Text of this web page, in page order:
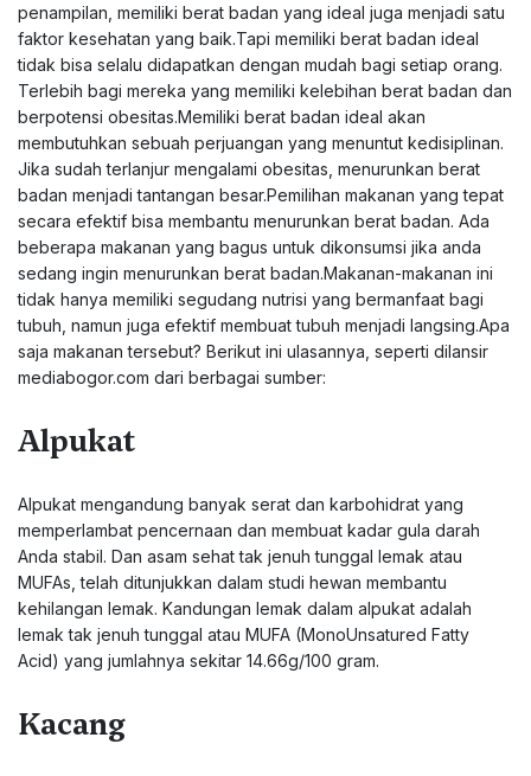
penampilan, memiliki berat badan yang ideal juga menjadi satu
faktor kesehatan yang baik.Tapi memiliki berat badan ideal
tidak bisa selalu didapatkan dengan mudah bagi setiap orang.
Terlebih bagi mereka yang memiliki kelebihan berat badan dan
berpotensi obesitas.Memiliki berat badan ideal akan
membutuhkan sebuah perjuangan yang menuntut kedisiplinan.
Jika sudah terlanjur mengalami obesitas, menurunkan berat
badan menjadi tantangan besar.Pemilihan makanan yang tepat
secara efektif bisa membantu menurunkan berat badan. Ada
beberapa makanan yang bagus untuk dikonsumsi jika anda
sedang ingin menurunkan berat badan.Makanan-makanan ini
tidak hanya memiliki segudang nutrisi yang bermanfaat bagi
tubuh, namun juga efektif membuat tubuh menjadi langsing.Apa
saja makanan tersebut? Berikut ini ulasannya, seperti dilansir
mediabogor.com dari berbagai sumber:
Alpukat
Alpukat mengandung banyak serat dan karbohidrat yang
memperlambat pencernaan dan membuat kadar gula darah
Anda stabil. Dan asam sehat tak jenuh tunggal lemak atau
MUFAs, telah ditunjukkan dalam studi hewan membantu
kehilangan lemak. Kandungan lemak dalam alpukat adalah
lemak tak jenuh tunggal atau MUFA (MonoUnsatured Fatty
Acid) yang jumlahnya sekitar 14.66g/100 gram.
Kacang